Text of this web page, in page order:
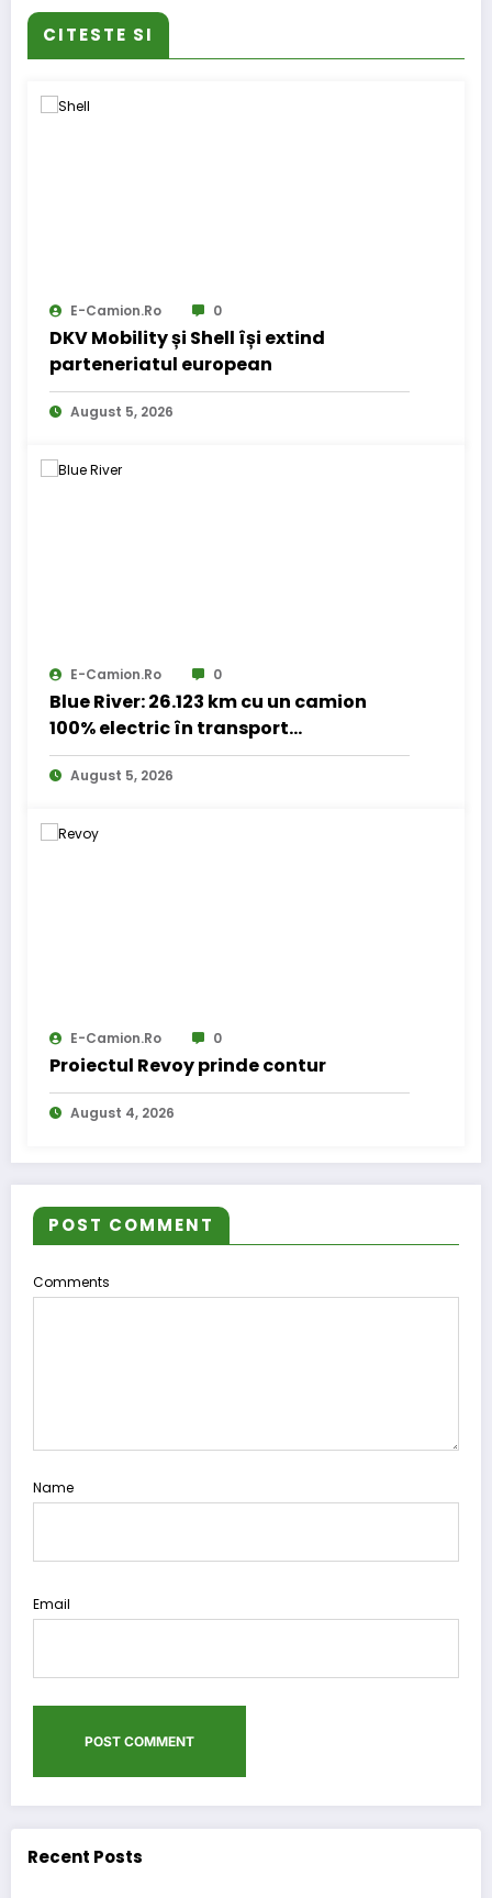
CITESTE SI
E-Camion.ro 0
DKV Mobility și Shell își extind
parteneriatul european
August 5, 2026
E-Camion.ro 0
Blue River: 26.123 km cu un camion
100% electric în transport
internațional
August 5, 2026
E-Camion.ro 0
Proiectul Revoy prinde contur
August 4, 2026
POST COMMENT
Comments
Name
Email
Recent Posts